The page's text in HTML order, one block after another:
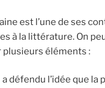
est l’une de ses
à la littérature. On
plusieurs éléments :
défendu l’idée que la